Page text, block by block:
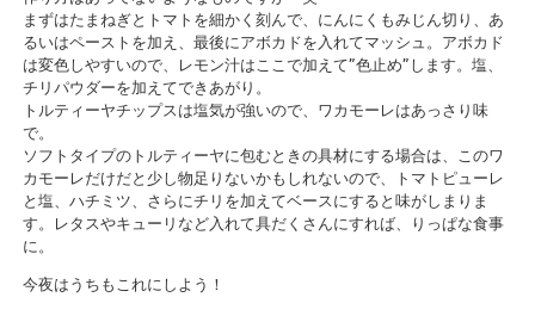
まずはたまねぎとトマトを細かく刻んで、にんにくもみじん切り、あ
るいはペーストを加え、最後にアボカドを入れてマッシュ。アボカド
は変色しやすいので、レモン汁はここで加えて”色止め”します。塩、
チリパウダーを加えてできあがり。
トルティーヤチップスは塩気が強いので、ワカモーレはあっさり味
で。
ソフトタイプのトルティーヤに包むときの具材にする場合は、このワ
カモーレだけだと少し物足りないかもしれないので、トマトピューレ
と塩、ハチミツ、さらにチリを加えてベースにすると味がしまりま
す。レタスやキューリなど入れて具だくさんにすれば、りっぱな食事
に。
今夜はうちもこれにしよう！